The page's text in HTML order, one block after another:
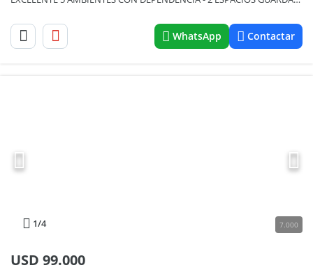
WhatsApp Contactar
1/4 7.000
USD 99.000